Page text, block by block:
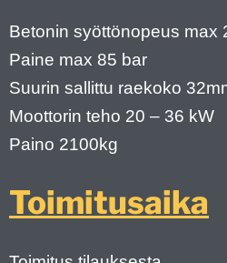
Betonin syöttönopeus max
Paine max 85 bar
Suurin sallittu raekoko
Moottorin teho 20 – 36 kW
Paino 2100kg
Toimitusaika